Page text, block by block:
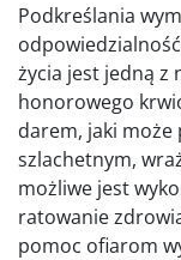
Podkreślania
życia jest jedną z
honorowego
darem, jaki może
szlachetnym,
możliwe jest
ratowanie
pomoc ofiarom